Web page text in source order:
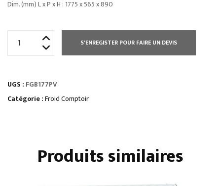
Dim. (mm) L x P x H : 1775 x 565 x 890
-
3
S'ENREGISTER POUR FAIRE UN DEVIS
UGS : FGB177PV
Catégorie :Froid Comptoir
Produits similaires